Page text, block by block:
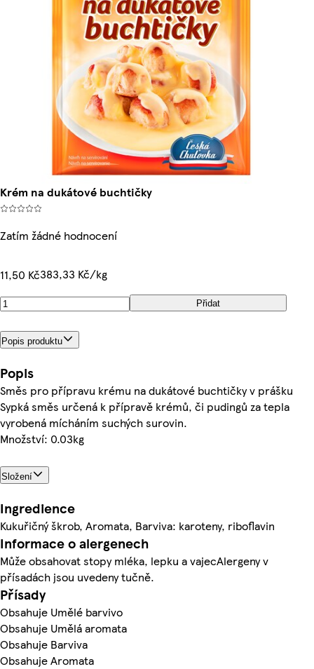
Krém na dukátové buchtičky
Zatím žádné hodnocení
11,50 Kč383,33 Kč/kg
Přidat
Popis produktu
Popis
Směs pro přípravu krému na dukátové buchtičky v prášku
Sypká směs určená k přípravě krémů, či pudingů za tepla
vyrobená mícháním suchých surovin.
Množství: 0.03kg
Složení
Ingredience
Kukuřičný škrob, Aromata, Barviva: karoteny, riboflavin
Informace o alergenech
Může obsahovat stopy mléka, lepku a vajecAlergeny v
přísadách jsou uvedeny tučně.
Přísady
Obsahuje Umělé barvivo
Obsahuje Umělá aromata
Obsahuje Barviva
Obsahuje Aromata